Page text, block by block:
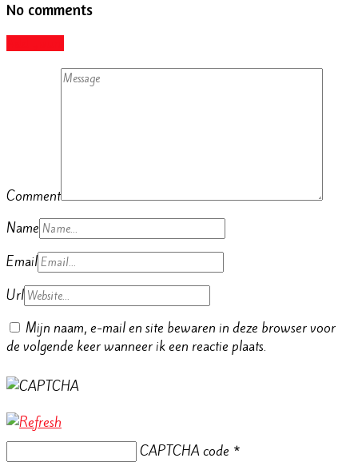
No comments
Comment
Name
Email
Url
Mijn naam, e-mail en site bewaren in deze browser voor
de volgende keer wanneer ik een reactie plaats.
CAPTCHA code *